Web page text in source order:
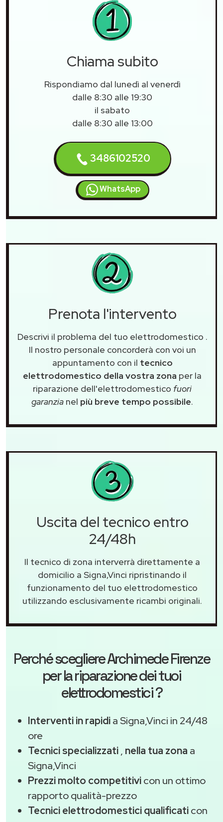
Chiama subito
Rispondiamo dal lunedì al venerdì
dalle 8:30 alle 19:30
il sabato
dalle 8:30 alle 13:00
3486102520
WhatsApp
Prenota l'intervento
Descrivi il problema del tuo elettrodomestico .
Il nostro personale concorderà con voi un
appuntamento con il tecnico
elettrodomestico della vostra zona per la
riparazione dell'elettrodomestico fuori
garanzia nel più breve tempo possibile.
Uscita del tecnico entro
24/48h
Il tecnico di zona interverrà direttamente a
domicilio a Signa,Vinci ripristinando il
funzionamento del tuo elettrodomestico
utilizzando esclusivamente ricambi originali.
Perché scegliereArchimede Firenze
per la riparazione dei tuoi
elettrodomestici ?
Interventi in rapidia Signa,Vinci in 24/48
ore
Tecnici specializzati, nella tua zona a
Signa,Vinci
Prezzi molto competitivicon un ottimo
rapporto qualità-prezzo
Tecnici elettrodomestici qualificaticon